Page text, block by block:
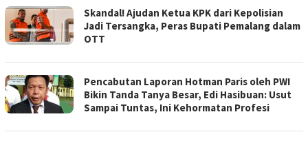
Skandal! Ajudan Ketua KPK dari Kepolisian
Jadi Tersangka, Peras Bupati Pemalang dalam
OTT
Pencabutan Laporan Hotman Paris oleh PWI
Bikin Tanda Tanya Besar, Edi Hasibuan: Usut
Sampai Tuntas, Ini Kehormatan Profesi